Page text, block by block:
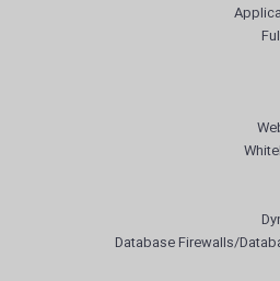
Database Firewalls/